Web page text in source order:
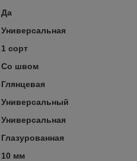
Да
Универсальная
1 сорт
Со швом
Глянцевая
Универсальный
Универсальная
Глазурованная
10 мм